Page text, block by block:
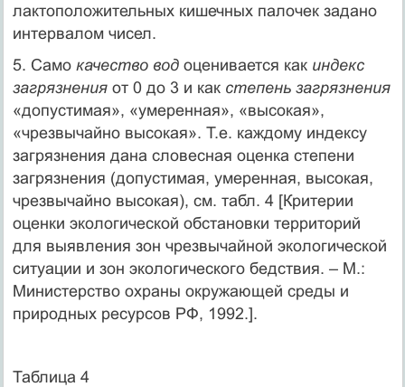
лактоположительных кишечных палочек задано
интервалом чисел.
5. Само качество водоценивается как индекс
загрязненияот 0 до 3 и как степень загрязнения
«допустимая», «умеренная», «высокая»,
«чрезвычайно высокая». Т.е. каждому индексу
загрязнения дана словесная оценка степени
загрязнения (допустимая, умеренная, высокая,
чрезвычайно высокая), см. табл. 4 [Критерии
оценки экологической обстановки территорий
для выявления зон чрезвычайной экологической
ситуации и зон экологического бедствия. – М.:
Министерство охраны окружающей среды и
природных ресурсов РФ, 1992.].
Таблица 4